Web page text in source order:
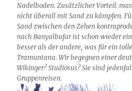
Nadelboden. Zusätzlicher Vorteil:
nicht überall mit Sand zu kämpfen.
Sand zwischen den Zehen
nach Banyalbufar ist schon wieder
besser als der andere, was für ein
Tramuntana. Wir begegnen einer
Wikinger? Studiosus? Sie sind
Gruppenreisen.